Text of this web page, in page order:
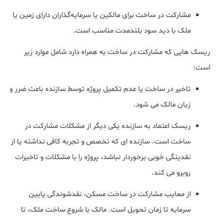
مشارکت در ساخت برای مالکین یا سرمایه‌گذاران دارای زمین یا
ملک با دید سود بلندمدت مناسب است.
ریسک هایی که مشارکت در ساخت به همراه دارد شامل موارد زیر
است:
تاخیر در ساخت یا عدم تکمیل پروژه توسط سازنده باعث ضرر و
زیان مالک می شود.
ریسک اعتماد به سازنده یکی دیگر از مشکلات مشارکت در
ساخت است. سازنده ای که تخصص و تجربه کافی نداشته یا از
نقدینگی خوبی برخوردار نباشد، پروژه را با مشکلات و تاخیرات
روبرو می کند.
از معایب مشارکت در ساخت مسکن، نقدشوندگی پایین
سرمایه تا زمان تحویل است. مالک با شروع ساخت ملک، تا